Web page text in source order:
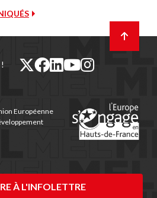
twitter
facebook
linkedin
fenêtre)
youtube
fenêtre)
instagram
fenêtre)
Européenne
À L'INFOLETTRE
en
haut